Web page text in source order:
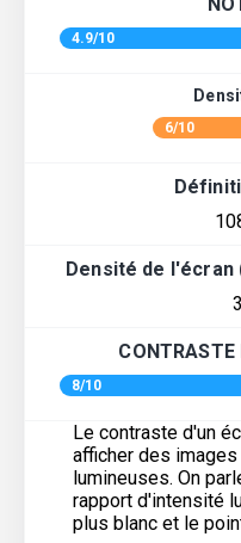
4.9/10
6/10
Densité de l'écran
CONTRASTE
8/10
Le contraste d'un
afficher des
lumineuses. On
rapport d'intensité
plus blanc et le